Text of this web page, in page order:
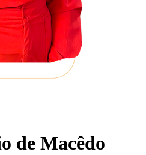
de Macêdo